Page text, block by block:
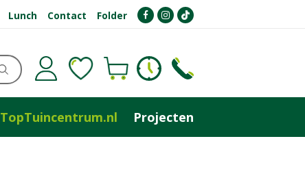
Lunch Contact Folder
TopTuincentrum.nl Projecten